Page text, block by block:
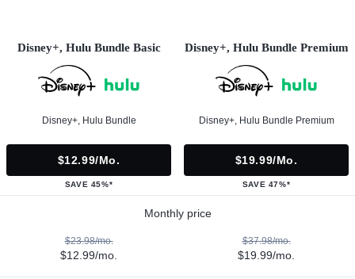
Disney+, Hulu Bundle Basic
Disney+, Hulu Bundle
$12.99/mo.
SAVE 45%*
Disney+, Hulu Bundle Premium
Disney+, Hulu Bundle Premium
$19.99/mo.
SAVE 47%*
Monthly price
$23.98/mo.
$12.99/mo.
$37.98/mo.
$19.99/mo.